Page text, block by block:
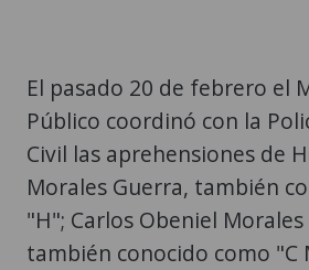
El pasado 20 de febrero el
Público coordinó con la
Civil las aprehensiones de
Morales Guerra, también
"H"; Carlos Obeniel
también conocido como "C